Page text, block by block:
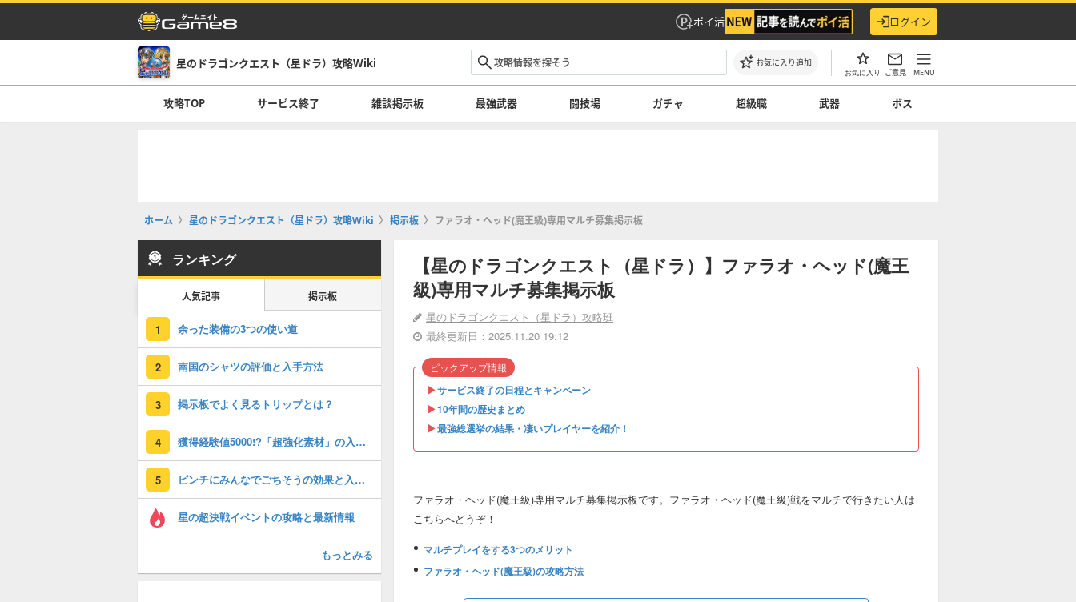
ポイ活 ログイン
星のドラゴンクエスト（星ドラ）攻略Wiki お気に入り追加
お気に入り ご意見 MENU
攻略TOP サービス終了 雑談掲示板 最強武器 闘技場 ガチャ 超級職 武器 ボス
ホーム 星のドラゴンクエスト（星ドラ）攻略Wiki 掲示板 ファラオ・ヘッド(魔王級)専用マルチ募集掲示板
【星のドラゴンクエスト（星ドラ）】ファラオ・ヘッド(魔王
級)専用マルチ募集掲示板
星のドラゴンクエスト（星ドラ）攻略班
最終更新日：2025.11.20 19:12
▶︎サービス終了の日程とキャンペーン
▶︎10年間の歴史まとめ
▶︎最強総選挙の結果・凄いプレイヤーを紹介！
ピックアップ情報
ファラオ・ヘッド(魔王級)専用マルチ募集掲示板です。ファラオ・ヘッド(魔王級)戦をマルチで行きたい人は
こちらへどうぞ！
マルチプレイをする3つのメリット
ファラオ・ヘッド(魔王級)の攻略方法
ランキング
人気記事 掲示板
1 余った装備の3つの使い道
2 南国のシャツの評価と入手方法
3 掲示板でよく見るトリップとは？
4 獲得経験値5000!?「超強化素材」の入手方法！
5 ピンチにみんなでごちそうの効果と入手方法
星の超決戦イベントの攻略と最新情報
もっとみる